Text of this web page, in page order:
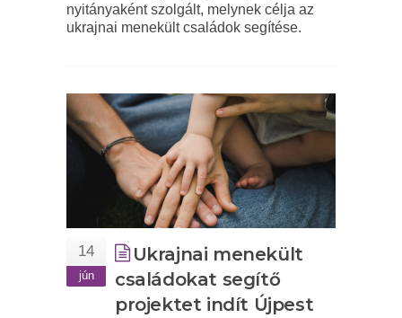
nyitányaként szolgált, melynek célja az
ukrajnai menekült családok segítése.
14
jún
Ukrajnai menekült
családokat segítő
projektet indít Újpest